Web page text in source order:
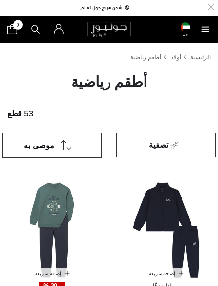
AE
0
الرئيسية أولاد أطقم رياضية
أطقم رياضية
53 قطع
موصى به تصفية
إضافة سريعة إضافة سريعة